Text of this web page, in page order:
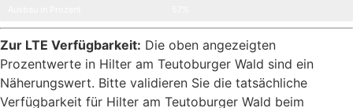
Zur LTE Verfügbarkeit: Die oben angezeigten
Prozentwerte in Hilter am Teutoburger Wald sind ein
Näherungswert. Bitte validieren Sie die tatsächliche
Verfügbarkeit für Hilter am Teutoburger Wald beim